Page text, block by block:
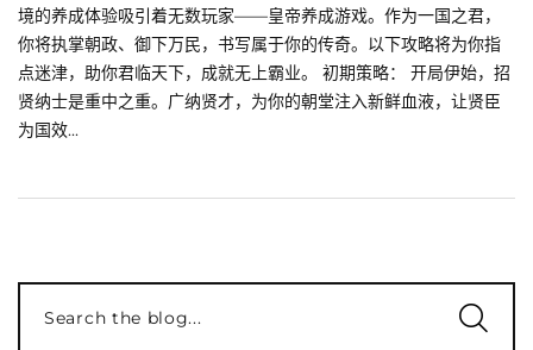
境的养成体验吸引着无数玩家——皇帝养成游戏。作为一国之君，
你将执掌朝政、御下万民，书写属于你的传奇。以下攻略将为你指
点迷津，助你君临天下，成就无上霸业。 初期策略： 开局伊始，招
贤纳士是重中之重。广纳贤才，为你的朝堂注入新鲜血液，让贤臣
为国效...
Search the blog...